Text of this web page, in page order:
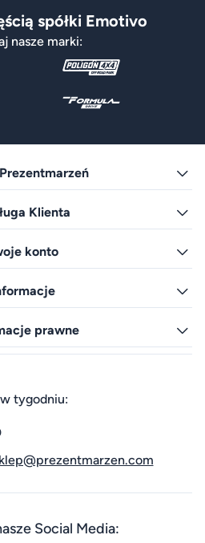
spółki Emotivo
nasze marki:
Klienta
konto
prawne
tygodniu:
Social Media: